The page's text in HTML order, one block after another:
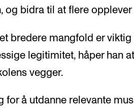
og bidra til at flere
et bredere mangfold er
legitimitet, håper han
vegger.
for å utdanne relevante